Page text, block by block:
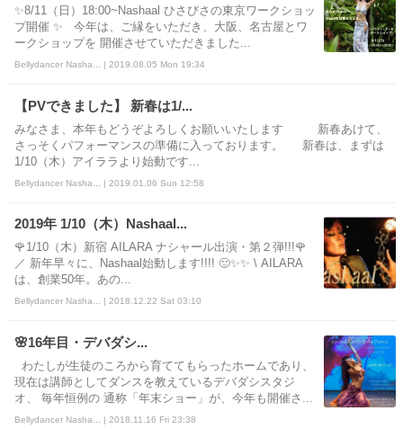
✨8/11（日）18:00~Nashaal ひさびさの東京ワークショッ
プ開催 ✨ 今年は、ご縁をいただき、大阪、名古屋とワ
ークショップを 開催させていただきました...
Bellydancer Nasha... | 2019.08.05 Mon 19:34
【PVできました】 新春は1/...
みなさま、本年もどうぞよろしくお願いいたします 新春あけて、
さっそくパフォーマンスの準備に入っております。 新春は、まずは
1/10（木）アイララより始動です...
Bellydancer Nasha... | 2019.01.06 Sun 12:58
2019年 1/10（木）Nashaal...
🌹1/10（木）新宿 AILARA ナシャール出演・第２弾!!!🌹
／ 新年早々に、Nashaal始動します!!!! 🙂✨✨ \ AILARA
は、創業50年。あの...
Bellydancer Nasha... | 2018.12.22 Sat 03:10
🌸16年目・デバダシ...
わたしが生徒のころから育ててもらったホームであり、
現在は講師としてダンスを教えているデバダシスタジ
オ、 毎年恒例の 通称「年末ショー」が、今年も開催さ...
Bellydancer Nasha... | 2018.11.16 Fri 23:38